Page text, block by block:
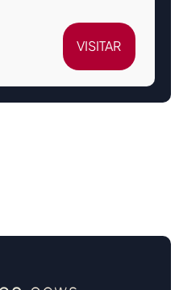
VISITAR